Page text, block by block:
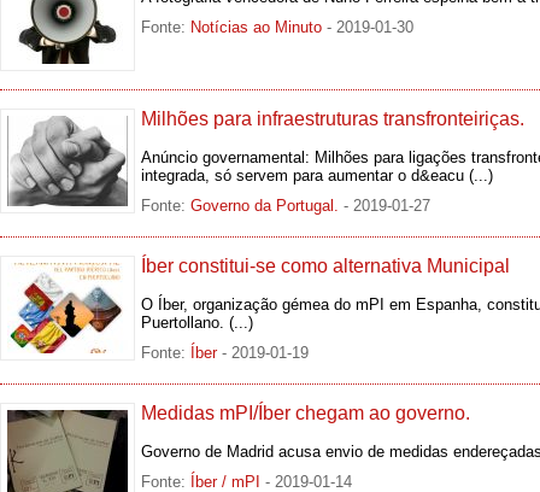
Fonte: Notícias ao Minuto - 2019-01-30
Milhões para infraestruturas transfronteiriças.
Anúncio governamental: Milhões para ligações
integrada, só servem para aumentar o d&eacu (...)
Fonte: Governo da Portugal. - 2019-01-27
Íber constitui-se como alternativa Municipal
O Íber, organização gémea do mPI em Espanha,
Puertollano. (...)
Fonte: Íber - 2019-01-19
Medidas mPI/Íber chegam ao governo.
Governo de Madrid acusa envio de medidas
Fonte: Íber / mPI - 2019-01-14